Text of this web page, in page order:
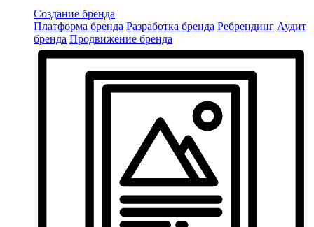
Создание бренда
Платформа бренда Разработка бренда Ребрендинг Аудит
бренда Продвижение бренда